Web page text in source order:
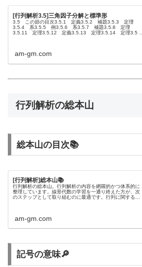
[行列解析3.5]三角因子分解と標準形
3.5 この節の目次3.5.1 定義3.5.2 補題3.5.3 定理
3.5.4 系3.5.5 例3.5.6 系3.5.7 補題3.5.8 定理
3.5.11 定理3.5.12 定義3.5.13 定理3.5.14 定理3.5 三
am-gm.com
行列解析の総本山
総本山の目次📚
[行列解析]総本山📚
行列解析の総本山。行列解析の内容を網羅的かつ体系的に
整理しています。線形代数の学習を一通り終えた方が、次
のステップとして取り組むのに最適です。行列に関する不
am-gm.com
記号の意味🔎